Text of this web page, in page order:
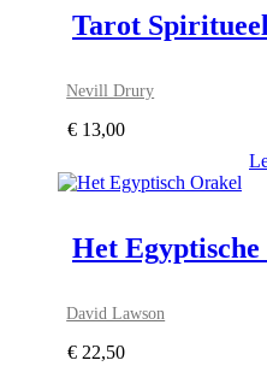
Tarot
Nevill Drury
€ 13,00
Het
David Lawson
€ 22,50